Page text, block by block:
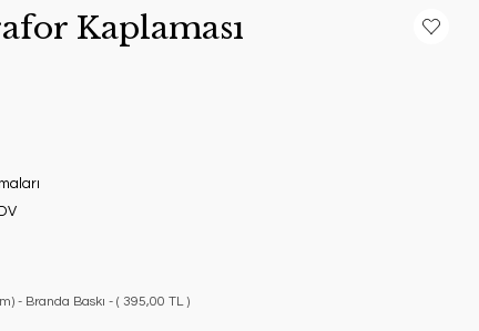
Kaplaması
- Branda Baskı - ( 395,00 TL )